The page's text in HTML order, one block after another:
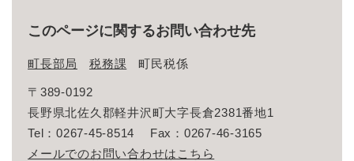
このページに関するお問い合わせ先
町長部局 税務課 町民税係
〒389-0192
長野県北佐久郡軽井沢町大字長倉2381番地1
Tel：0267-45-8514
Fax：0267-46-3165
メールでのお問い合わせはこちら